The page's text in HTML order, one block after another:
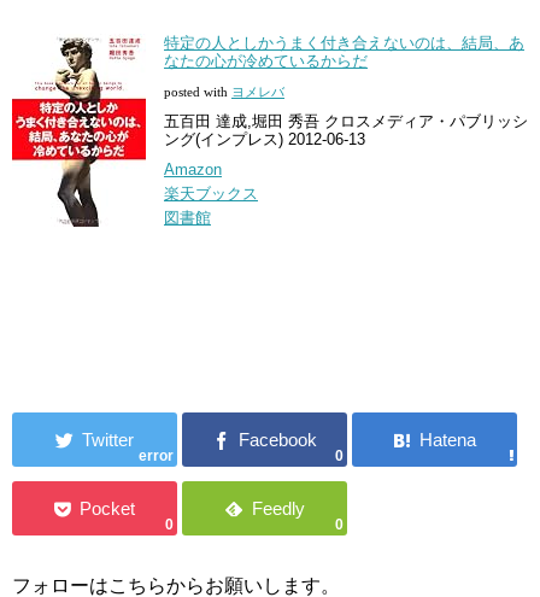
特定の人としかうまく付き合えないのは、結局、あ
なたの心が冷めているからだ
posted with ヨメレバ
五百田 達成,堀田 秀吾 クロスメディア・パブリッシ
ング(インプレス) 2012-06-13
Amazon
楽天ブックス
図書館
error 0
0 0
フォローはこちらからお願いします。